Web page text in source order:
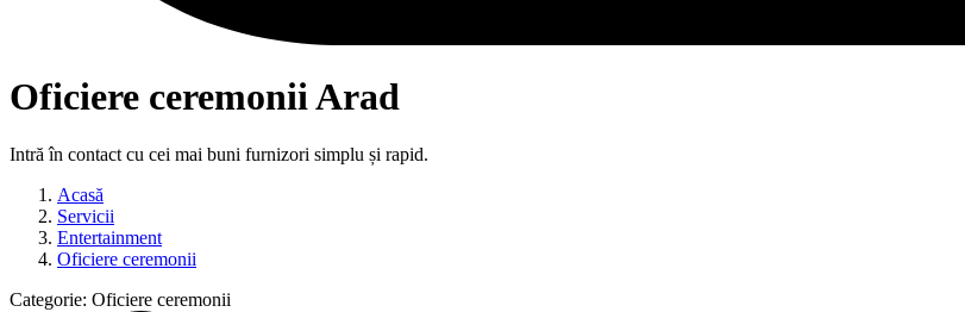
Oficiere ceremonii Arad
Intră în contact cu cei mai buni furnizori simplu și rapid.
Acasă
Servicii
Entertainment
Oficiere ceremonii
Categorie: Oficiere ceremonii